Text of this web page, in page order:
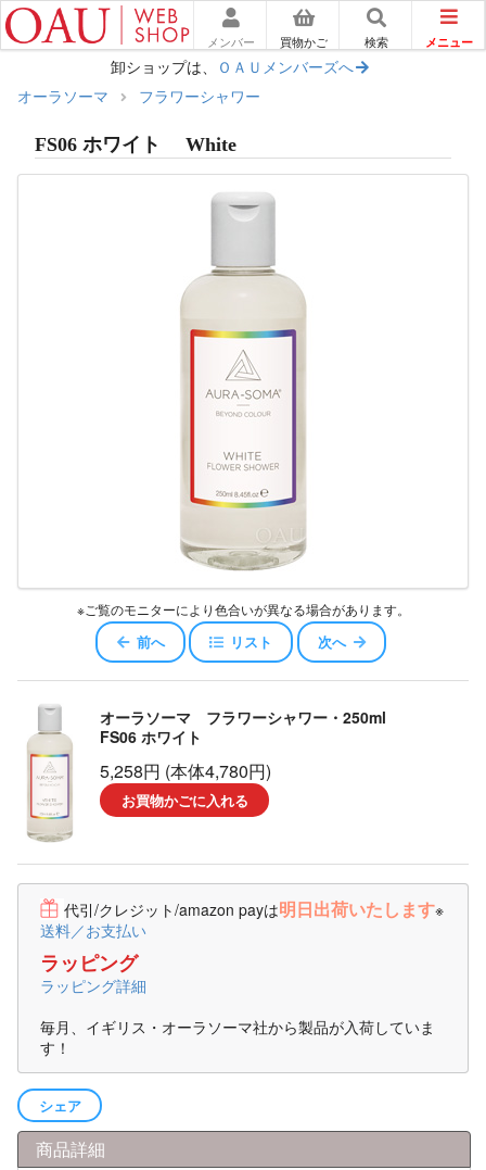
メンバー 買物かご 検索 メニュー
卸ショップは、
ＯＡＵメンバーズへ
オーラソーマ
フラワーシャワー
FS06 ホワイト White
※ご覧のモニターにより色合いが異なる場合があります。
前へ リスト 次へ
オーラソーマ フラワーシャワー・250ml
FS06 ホワイト
5,258円 (本体4,780円)
お買物かごに入れる
代引/クレジット/amazon payは明日出荷いたします※
送料／お支払い
ラッピング
ラッピング詳細
毎月、イギリス・オーラソーマ社から製品が入荷していま
す！
シェア
商品詳細